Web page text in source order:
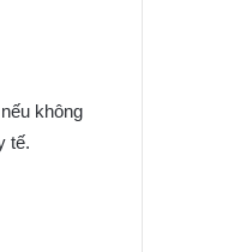
không
tế.